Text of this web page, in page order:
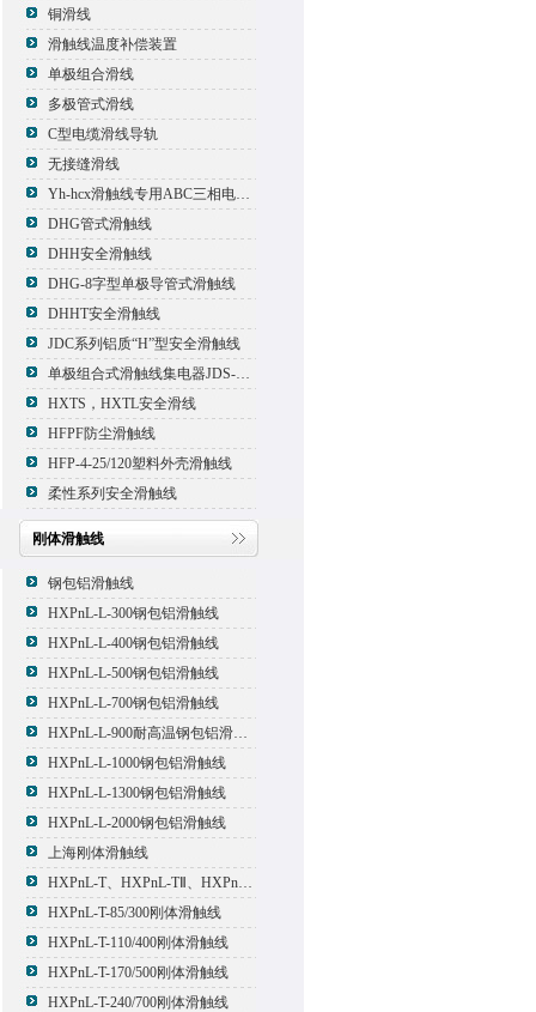
铜滑线
滑触线温度补偿装置
单极组合滑线
多极管式滑线
C型电缆滑线导轨
无接缝滑线
Yh-hcx滑触线专用ABC三相电压信号指示灯
DHG管式滑触线
DHH安全滑触线
DHG-8字型单极导管式滑触线
DHHT安全滑触线
JDC系列铝质“H”型安全滑触线
单极组合式滑触线集电器JDS-500*2
HXTS，HXTL安全滑线
HFPF防尘滑触线
HFP-4-25/120塑料外壳滑触线
柔性系列安全滑触线
刚体滑触线
钢包铝滑触线
HXPnL-L-300钢包铝滑触线
HXPnL-L-400钢包铝滑触线
HXPnL-L-500钢包铝滑触线
HXPnL-L-700钢包铝滑触线
HXPnL-L-900耐高温钢包铝滑触线
HXPnL-L-1000钢包铝滑触线
HXPnL-L-1300钢包铝滑触线
HXPnL-L-2000钢包铝滑触线
上海刚体滑触线
HXPnL-T、HXPnL-TⅡ、HXPnL-TⅢ系列钢体滑线
HXPnL-T-85/300刚体滑触线
HXPnL-T-110/400刚体滑触线
HXPnL-T-170/500刚体滑触线
HXPnL-T-240/700刚体滑触线